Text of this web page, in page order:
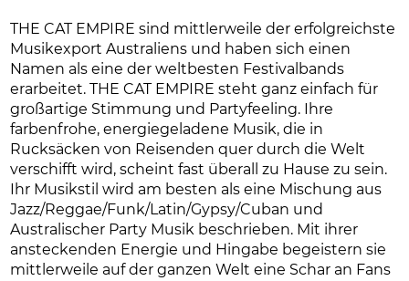
THE CAT EMPIRE sind mittlerweile der erfolgreichste
Musikexport Australiens und haben sich einen
Namen als eine der weltbesten Festivalbands
erarbeitet. THE CAT EMPIRE steht ganz einfach für
großartige Stimmung und Partyfeeling. Ihre
farbenfrohe, energiegeladene Musik, die in
Rucksäcken von Reisenden quer durch die Welt
verschifft wird, scheint fast überall zu Hause zu sein.
Ihr Musikstil wird am besten als eine Mischung aus
Jazz/Reggae/Funk/Latin/Gypsy/Cuban und
Australischer Party Musik beschrieben. Mit ihrer
ansteckenden Energie und Hingabe begeistern sie
mittlerweile auf der ganzen Welt eine Schar an Fans